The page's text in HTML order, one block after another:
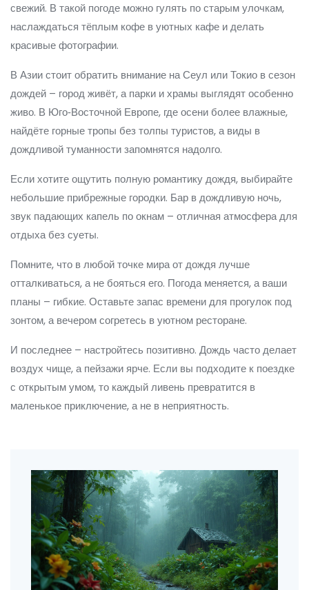
свежий. В такой погоде можно гулять по старым улочкам,
наслаждаться тёплым кофе в уютных кафе и делать
красивые фотографии.
В Азии стоит обратить внимание на Сеул или Токио в сезон
дождей – город живёт, а парки и храмы выглядят особенно
живо. В Юго‑Восточной Европе, где осени более влажные,
найдёте горные тропы без толпы туристов, а виды в
дождливой туманности запомнятся надолго.
Если хотите ощутить полную романтику дождя, выбирайте
небольшие прибрежные городки. Бар в дождливую ночь,
звук падающих капель по окнам – отличная атмосфера для
отдыха без суеты.
Помните, что в любой точке мира от дождя лучше
отталкиваться, а не бояться его. Погода меняется, а ваши
планы – гибкие. Оставьте запас времени для прогулок под
зонтом, а вечером согретесь в уютном ресторане.
И последнее – настройтесь позитивно. Дождь часто делает
воздух чище, а пейзажи ярче. Если вы подходите к поездке
с открытым умом, то каждый ливень превратится в
маленькое приключение, а не в неприятность.